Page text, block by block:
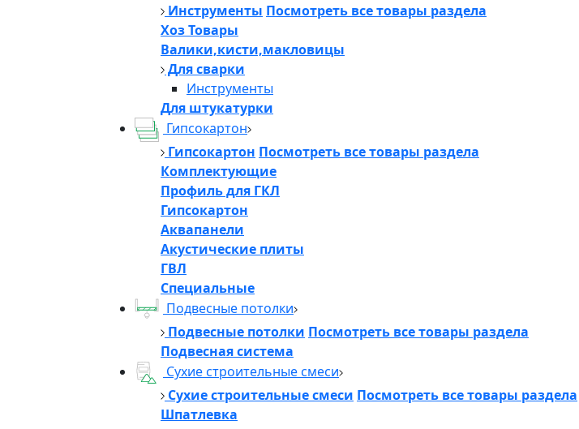
Инструменты Посмотреть все товары раздела
Хоз Товары
Валики,кисти,макловицы
Для сварки
Инструменты
Для штукатурки
Гипсокартон
Гипсокартон Посмотреть все товары раздела
Комплектующие
Профиль для ГКЛ
Гипсокартон
Аквапанели
Акустические плиты
ГВЛ
Специальные
Подвесные потолки
Подвесные потолки Посмотреть все товары раздела
Подвесная система
Сухие строительные смеси
Сухие строительные смеси Посмотреть все товары раздела
Шпатлевка